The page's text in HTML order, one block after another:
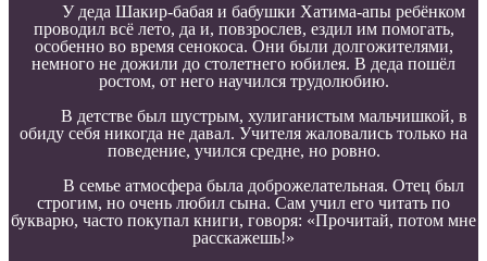
У деда Шакир-бабая и бабушки Хатима-апы ребёнком
проводил всё лето, да и, повзрослев, ездил им помогать,
особенно во время сенокоса. Они были долгожителями,
немного не дожили до столетнего юбилея. В деда пошёл
ростом, от него научился трудолюбию.
В детстве был шустрым, хулиганистым мальчишкой, в
обиду себя никогда не давал. Учителя жаловались только на
поведение, учился средне, но ровно.
В семье атмосфера была доброжелательная. Отец был
строгим, но очень любил сына. Сам учил его читать по
букварю, часто покупал книги, говоря: «Прочитай, потом мне
расскажешь!»